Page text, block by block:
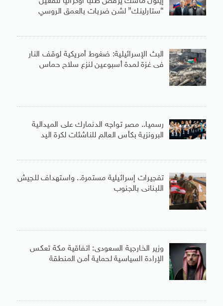
“ستارلينك” لشن ضربات بالعمق الروسي
البث الإسرائيلية: ضغوط أمريكية لوقف النار
فى غزة لمدة أسبوعين لنزع سلاح حماس
رسميا.. مصر تواجه الدنمارك على الميدالية
البرونزية بكأس العالم للناشئات لكرة اليد
تفجيرات إسرائيلية مستمرة.. واستهداف للجيش
اللبنانى بالجنوب
وزير الخارجية السعودى: اتفاقية مكة تعكس
الإرادة السياسية لحماية أمن المنطقة